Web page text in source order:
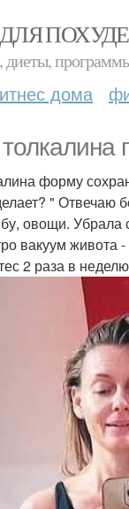
дома
форму
" Отвечаю
овощи.
вакуум живота
2 раза в